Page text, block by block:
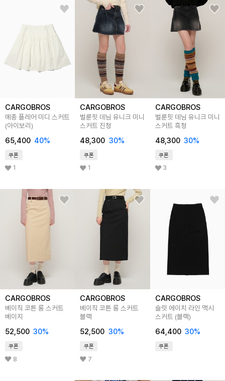
CARGOBROS
메종 플레어 미디 스커트
(아이보리)
65,400 40%
쿠폰
1
CARGOBROS
벌룬핏 데님 유니크 미니
스커트 진청
48,300 30%
쿠폰
1
CARGOBROS
벌룬핏 데님 유니크 미니
스커트 흑청
48,300 30%
쿠폰
3
CARGOBROS
베이직 코튼 롱 스커트
베이지
52,500 30%
쿠폰
8
CARGOBROS
베이직 코튼 롱 스커트
블랙
52,500 30%
쿠폰
7
CARGOBROS
슬릿 에이치 라인 맥시
스커트 (블랙)
64,400 30%
쿠폰